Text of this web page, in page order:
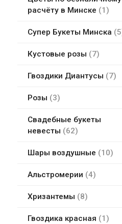
расчёту в Минске
1
Супер Букеты Минска 5
Кустовые розы 7
Гвоздики Диантусы 7
Розы 3
Свадебные букеты
невесты
62
Шары воздушные 10
Альстромерии 4
Хризантемы 8
Гвоздика красная 1